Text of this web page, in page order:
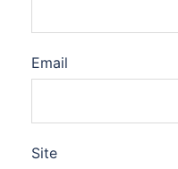
Email
Site